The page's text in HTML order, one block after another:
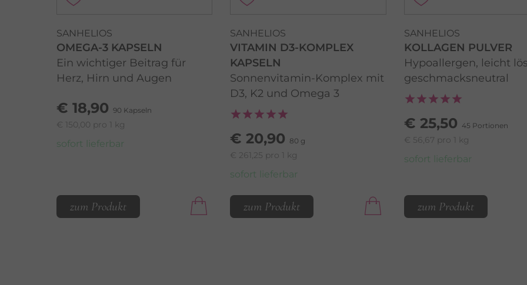
SANHELIOS
OMEGA-3 KAPSELN
Ein wichtiger Beitrag für
Herz, Hirn und Augen
€ 18,90 90 Kapseln
€ 150,00 pro 1 kg
sofort lieferbar
zum Produkt
SANHELIOS
VITAMIN D3-KOMPLEX
KAPSELN
Sonnenvitamin-Komplex mit
D3, K2 und Omega 3
€ 20,90 80 g
€ 261,25 pro 1 kg
sofort lieferbar
zum Produkt
SANHELIOS
KOLLAGEN PULVER
Hypoallergen, leicht
geschmacksneutral
€ 25,50 45 Portionen
€ 56,67 pro 1 kg
sofort lieferbar
zum Produkt